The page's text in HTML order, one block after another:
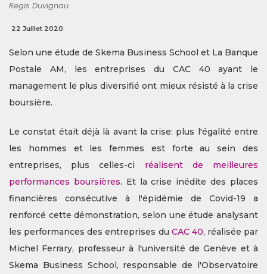
Regis Duvignau
22 Juillet 2020
Selon une étude de Skema Business School et La Banque
Postale AM, les entreprises du CAC 40 ayant le
management le plus diversifié ont mieux résisté à la crise
boursière.
Le constat était déjà là avant la crise: plus l'égalité entre
les hommes et les femmes est forte au sein des
entreprises, plus celles-ci réalisent de meilleures
performances boursières. Et la crise inédite des places
financières consécutive à l'épidémie de Covid-19 a
renforcé cette démonstration, selon une étude analysant
les performances des entreprises du CAC 40, réalisée par
Michel Ferrary, professeur à l'université de Genève et à
Skema Business School, responsable de l'Observatoire